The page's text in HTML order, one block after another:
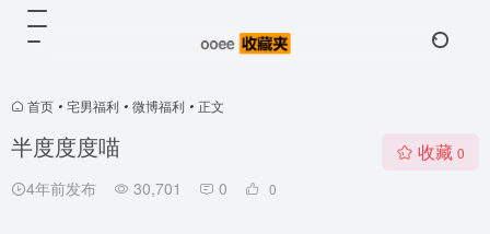
首页 • 宅男福利 • 微博福利 • 正文
半度度度喵
4年前发布 30,701 0 0
收藏 0